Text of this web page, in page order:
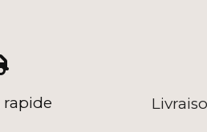
rapide